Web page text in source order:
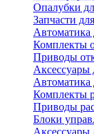
Опалубки
Запчасти
Автоматика
Комплекты
Приводы
Аксессуары
Автоматика
Комплекты
Приводы
Блоки
Аксессуары